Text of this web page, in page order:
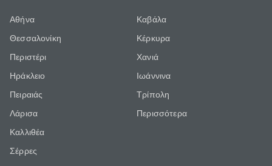
Αθήνα
Θεσσαλονίκη
Περιστέρι
Ηράκλειο
Πειραιάς
Λάρισα
Καλλιθέα
Σέρρες
Καβάλα
Κέρκυρα
Χανιά
Ιωάννινα
Τρίπολη
Περισσότερα